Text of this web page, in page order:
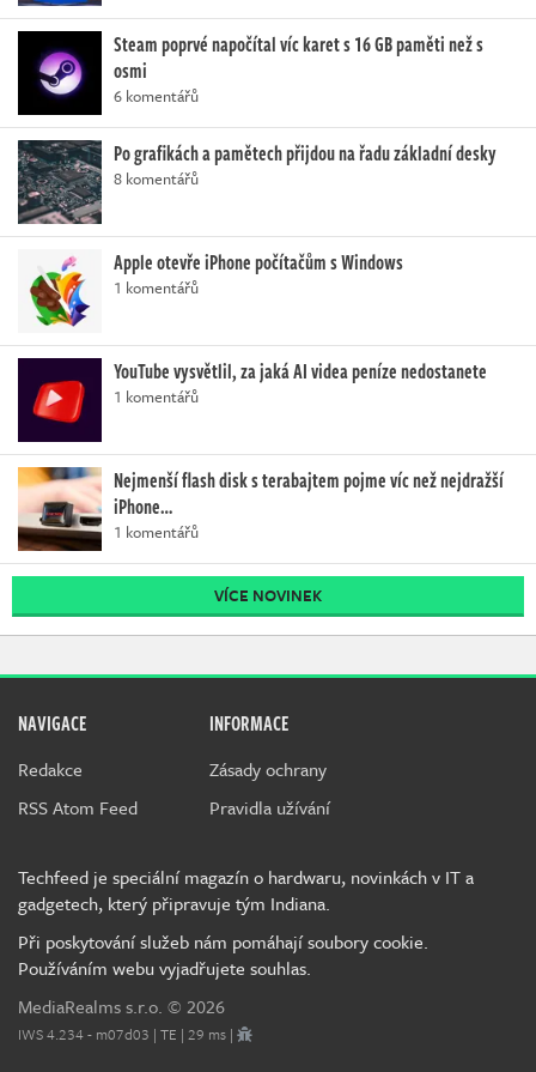
Steam poprvé napočítal víc karet s 16 GB paměti než s
osmi
6 komentářů
Po grafikách a pamětech přijdou na řadu základní desky
8 komentářů
Apple otevře iPhone počítačům s Windows
1 komentářů
YouTube vysvětlil, za jaká AI videa peníze nedostanete
1 komentářů
Nejmenší flash disk s terabajtem pojme víc než nejdražší
iPhone…
1 komentářů
VÍCE NOVINEK
NAVIGACE
Redakce
RSS Atom Feed
INFORMACE
Zásady ochrany
Pravidla užívání
Techfeed je speciální magazín o hardwaru, novinkách v IT a
gadgetech, který připravuje tým Indiana.
Při poskytování služeb nám pomáhají soubory cookie.
Používáním webu vyjadřujete souhlas.
MediaRealms s.r.o. © 2026
IWS 4.234 - m07d03 | TE | 29 ms |